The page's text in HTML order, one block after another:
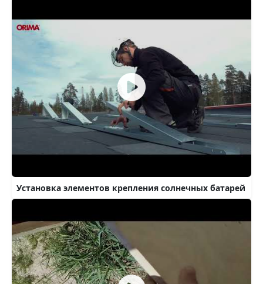
Установка элементов крепления солнечных батарей